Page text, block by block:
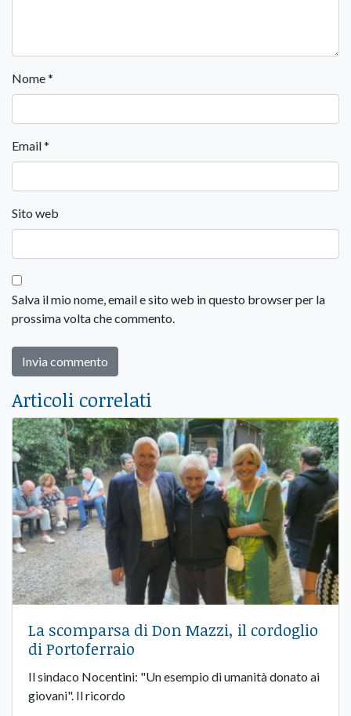
Nome*
Email*
Sito web
Salva il mio nome, email e sito web in questo browser per la
prossima volta che commento.
Articoli correlati
La scomparsa di Don Mazzi, il cordoglio
di Portoferraio
Il sindaco Nocentini: "Un esempio di umanità donato ai
giovani". Il ricordo